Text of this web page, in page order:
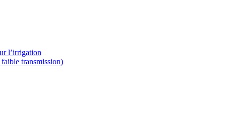
l’irrigation
transmission)